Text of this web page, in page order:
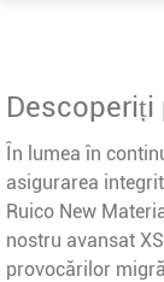
În lumea în
asigurarea
Ruico New
nostru avansat
provocărilor